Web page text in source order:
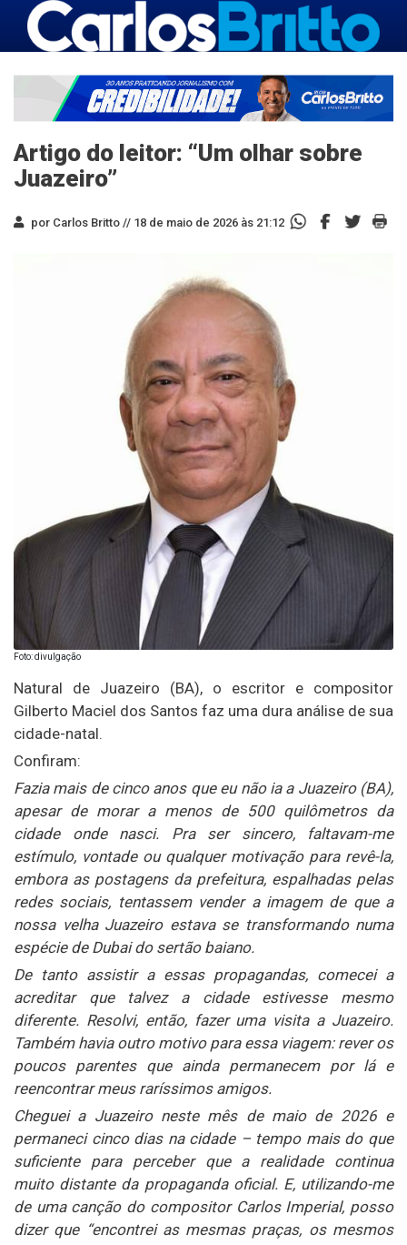
Artigo do leitor: “Um olhar sobre
Juazeiro”
por Carlos Britto // 18 de maio de 2026 às 21:12
Foto: divulgação
Natural de Juazeiro (BA), o escritor e compositor
Gilberto Maciel dos Santos faz uma dura análise de sua
cidade-natal.
Confiram:
Fazia mais de cinco anos que eu não ia a Juazeiro (BA),
apesar de morar a menos de 500 quilômetros da
cidade onde nasci. Pra ser sincero, faltavam-me
estímulo, vontade ou qualquer motivação para revê-la,
embora as postagens da prefeitura, espalhadas pelas
redes sociais, tentassem vender a imagem de que a
nossa velha Juazeiro estava se transformando numa
espécie de Dubai do sertão baiano.
De tanto assistir a essas propagandas, comecei a
acreditar que talvez a cidade estivesse mesmo
diferente. Resolvi, então, fazer uma visita a Juazeiro.
Também havia outro motivo para essa viagem: rever os
poucos parentes que ainda permanecem por lá e
reencontrar meus raríssimos amigos.
Cheguei a Juazeiro neste mês de maio de 2026 e
permaneci cinco dias na cidade – tempo mais do que
suficiente para perceber que a realidade continua
muito distante da propaganda oficial. E, utilizando-me
de uma canção do compositor Carlos Imperial, posso
dizer que “encontrei as mesmas praças, os mesmos